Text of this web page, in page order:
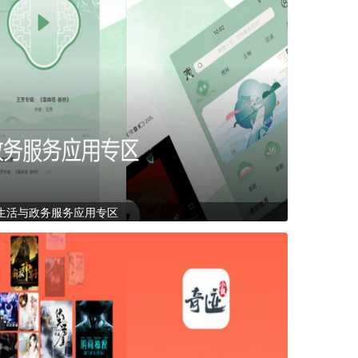
活与政务服务应用专区